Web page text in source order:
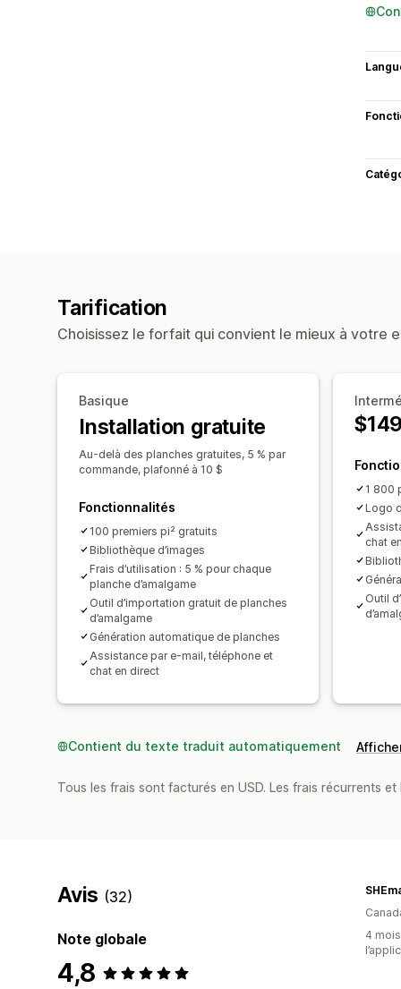
Tarification
Choisissez le forfait qui convient le mieux à votre
Basique
Installation gratuite
Au-delà des planches gratuites, 5 % par
commande, plafonné à 10 $
Fonctionnalités
100 premiers pi² gratuits
Bibliothèque d’images
Frais d’utilisation : 5 % pour chaque
planche d’amalgame
Outil d’importation gratuit de planches
d’amalgame
Génération automatique de planches
Assistance par e-mail, téléphone et
chat en direct
1 800
Logo
chat
Outil
Contient du texte traduit automatiquement
Tous les frais sont facturés en USD. Les frais récurrents
Avis (32)
Note globale
4,8
4